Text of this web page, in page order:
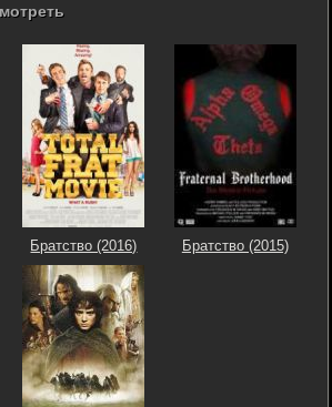
Братство (2016) Братство (2015)